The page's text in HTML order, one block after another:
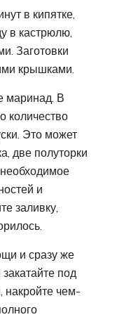
в кипятке,
в кастрюлю,
Заготовки
крышками.
маринад. В
количество
Это может
две полуторки
и
заливку,
и сразу же
под
накройте чем-